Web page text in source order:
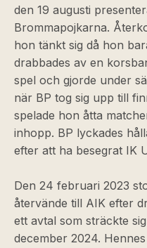
den 19 augusti
Brommapojkarna.
hon tänkt sig då hon
drabbades av en
spel och gjorde under
när BP tog sig upp till
spelade hon åtta
inhopp. BP lyckades
efter att ha besegrat IK
Den 24 februari 2023
återvände till AIK efter
ett avtal som sträckte
december 2024.